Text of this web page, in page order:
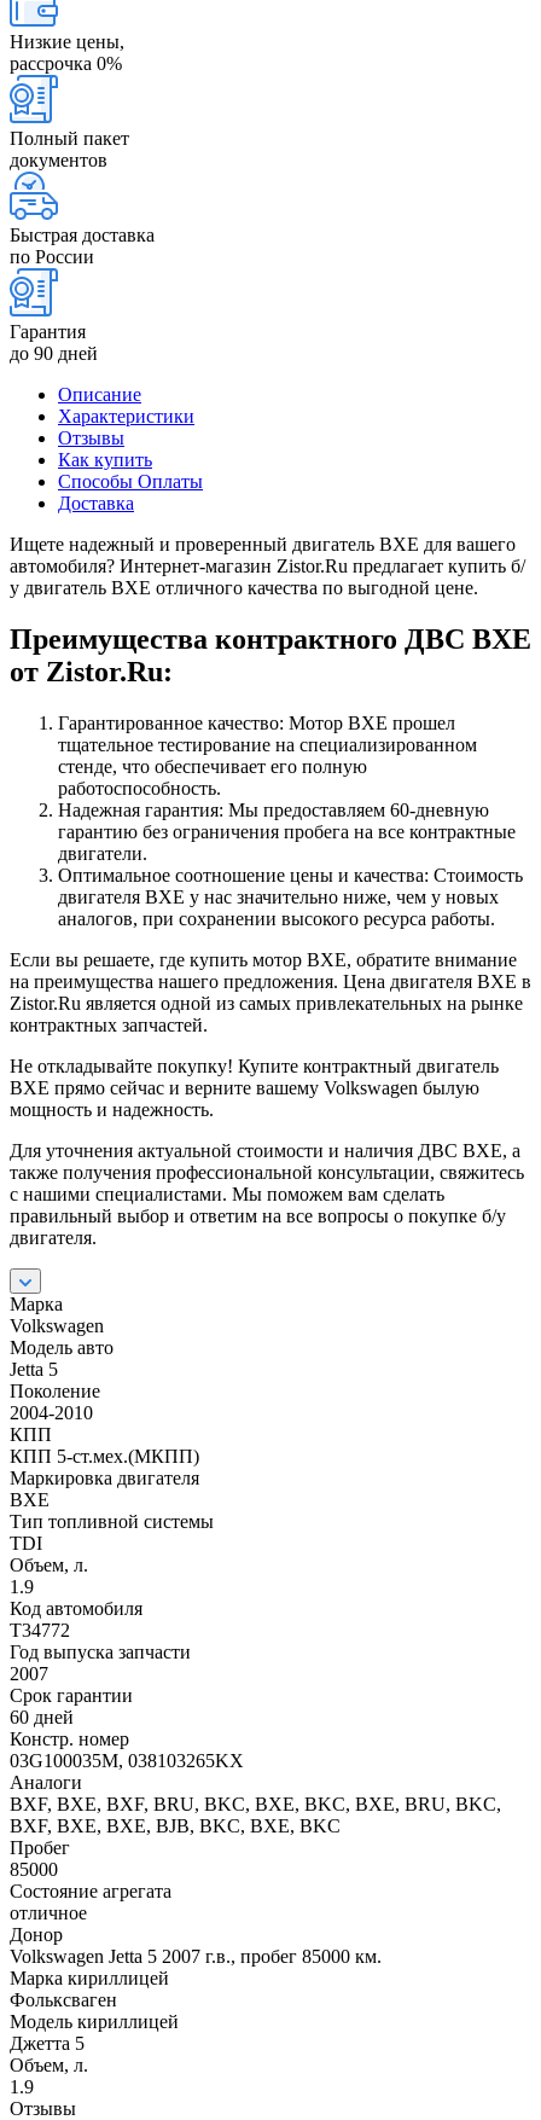
Низкие цены,
рассрочка 0%
Полный пакет
документов
Быстрая доставка
по России
Гарантия
до 90 дней
Описание
Характеристики
Отзывы
Как купить
Способы Оплаты
Доставка
Ищете надежный и проверенный двигатель BXE для вашего
автомобиля? Интернет-магазин Zistor.Ru предлагает купить б/
у двигатель BXE отличного качества по выгодной цене.
Преимущества контрактного ДВС BXE
от Zistor.Ru:
Гарантированное качество: Мотор BXE прошел
тщательное тестирование на специализированном
стенде, что обеспечивает его полную
работоспособность.
Надежная гарантия: Мы предоставляем 60-дневную
гарантию без ограничения пробега на все контрактные
двигатели.
Оптимальное соотношение цены и качества: Стоимость
двигателя BXE у нас значительно ниже, чем у новых
аналогов, при сохранении высокого ресурса работы.
Если вы решаете, где купить мотор BXE, обратите внимание
на преимущества нашего предложения. Цена двигателя BXE в
Zistor.Ru является одной из самых привлекательных на рынке
контрактных запчастей.
Не откладывайте покупку! Купите контрактный двигатель
BXE прямо сейчас и верните вашему Volkswagen былую
мощность и надежность.
Для уточнения актуальной стоимости и наличия ДВС BXE, а
также получения профессиональной консультации, свяжитесь
с нашими специалистами. Мы поможем вам сделать
правильный выбор и ответим на все вопросы о покупке б/у
двигателя.
Марка
Volkswagen
Модель авто
Jetta 5
Поколение
2004-2010
КПП
КПП 5-ст.мех.(МКПП)
Маркировка двигателя
BXE
Тип топливной системы
TDI
Объем, л.
1.9
Код автомобиля
T34772
Год выпуска запчасти
2007
Срок гарантии
60 дней
Констр. номер
03G100035M, 038103265KX
Аналоги
BXF, BXE, BXF, BRU, BKC, BXE, BKC, BXE, BRU, BKC,
BXF, BXE, BXE, BJB, BKC, BXE, BKC
Пробег
85000
Состояние агрегата
отличное
Донор
Volkswagen Jetta 5 2007 г.в., пробег 85000 км.
Марка кириллицей
Фольксваген
Модель кириллицей
Джетта 5
Объем, л.
1.9
Отзывы